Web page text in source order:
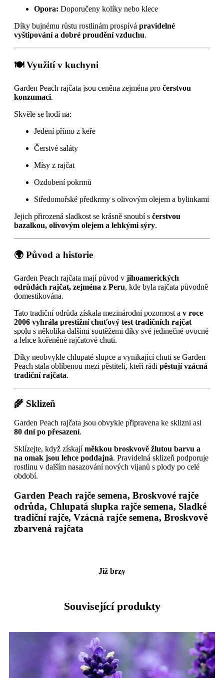
Opora: Doporučeny kolíky nebo klece
Díky bujnému růstu rostlinám prospívá pravidelné
vyštipování a dobré proudění vzduchu.
🍽 Využití v kuchyni
Garden Peach rajčata jsou ceněna zejména pro čerstvou
konzumaci.
Skvěle se hodí na:
Jedení přímo z keře
Čerstvé saláty
Mísy z rajčat
Ozdobení pokrmů
Středomořské předkrmy s olivovým olejem a bylinkami
Jejich přirozená sladkost se krásně snoubí s čerstvou
bazalkou, olivovým olejem a lehkými sýry.
🌍 Původ a historie
Garden Peach rajčata mají původ v jihoamerických
odrůdách rajčat, zejména z Peru, kde byla rajčata původně
domestikována.
Tato tradiční odrůda získala mezinárodní pozornost a v roce
2006 vyhrála prestižní chuťový test tradičních rajčat
spolu s několika dalšími soutěžemi díky své jedinečné ovocné
a lehce kořeněné rajčatové chuti.
Díky neobvykle chlupaté slupce a vynikající chuti se Garden
Peach stala oblíbenou mezi pěstiteli, kteří rádi pěstují vzácná
tradiční rajčata.
🌾 Sklizeň
Garden Peach rajčata jsou obvykle připravena ke sklizni asi
80 dní po přesazení.
Sklízejte, když získajíměkkou broskvově žlutou barvu a
na omak jsou lehce poddajná. Pravidelná sklizeň podporuje
rostlinu v dalším nasazování nových vijanů s plody po celé
období.
Garden Peach rajče semena, Broskvové rajče
odrůda, Chlupatá slupka rajče semena, Sladké
tradiční rajče, Vzácná rajče semena, Broskvově
zbarvená rajčata
Již brzy
Související produkty